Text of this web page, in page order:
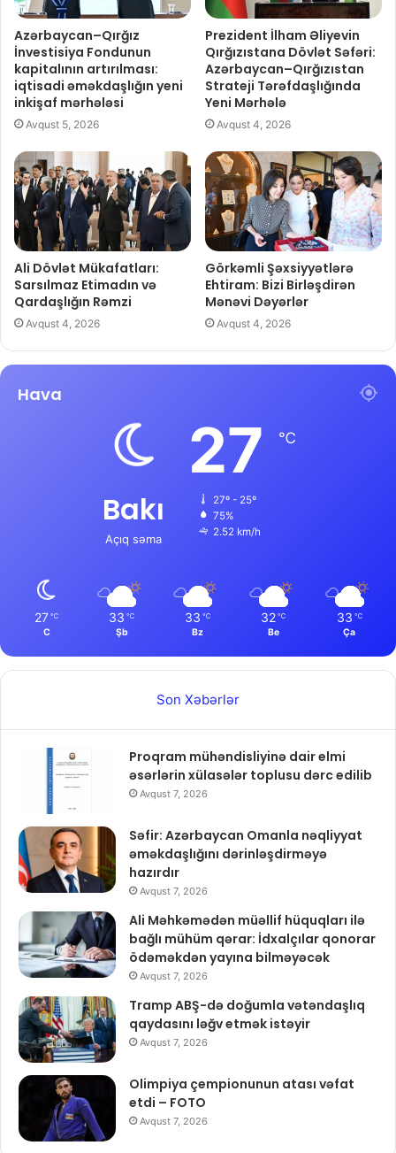
Azərbaycan–Qırğız
İnvestisiya Fondunun
kapitalının artırılması:
iqtisadi əməkdaşlığın yeni
inkişaf mərhələsi
Avqust 5, 2026
Prezident İlham Əliyevin
Qırğızıstana Dövlət Səfəri:
Azərbaycan–Qırğızıstan
Strateji Tərəfdaşlığında
Yeni Mərhələ
Avqust 4, 2026
Ali Dövlət Mükafatları:
Sarsılmaz Etimadın və
Qardaşlığın Rəmzi
Avqust 4, 2026
Görkəmli Şəxsiyyətlərə
Ehtiram: Bizi Birləşdirən
Mənəvi Dəyərlər
Avqust 4, 2026
Hava
Bakı
Açıq səma
27 ℃
27º - 25º
75%
2.52 km/h
27 ℃
C
33 ℃
Şb
33 ℃
Bz
32 ℃
Be
33 ℃
Ça
Son Xəbərlər
Proqram mühəndisliyinə dair elmi
əsərlərin xülasələr toplusu dərc edilib
Avqust 7, 2026
Səfir: Azərbaycan Omanla nəqliyyat
əməkdaşlığını dərinləşdirməyə
hazırdır
Avqust 7, 2026
Ali Məhkəmədən müəllif hüquqları ilə
bağlı mühüm qərar: İdxalçılar qonorar
ödəməkdən yayına bilməyəcək
Avqust 7, 2026
Tramp ABŞ-də doğumla vətəndaşlıq
qaydasını ləğv etmək istəyir
Avqust 7, 2026
Olimpiya çempionunun atası vəfat
etdi – FOTO
Avqust 7, 2026